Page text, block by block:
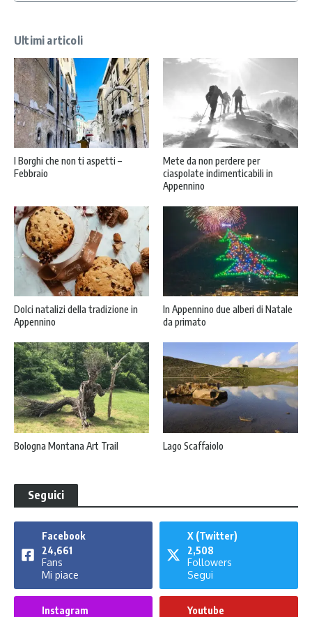
Ultimi articoli
I Borghi che non ti aspetti –
Febbraio
Mete da non perdere per
ciaspolate indimenticabili in
Appennino
Dolci natalizi della tradizione in
Appennino
In Appennino due alberi di Natale
da primato
Bologna Montana Art Trail Lago Scaffaiolo
Seguici
Facebook
24,661
Fans
Mi piace
X (Twitter)
2,508
Followers
Segui
Instagram
Youtube